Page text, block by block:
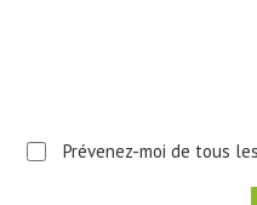
Prévenez-moi de tous